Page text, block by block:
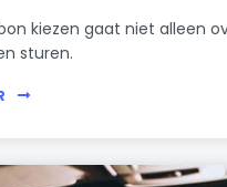
kiezen gaat niet alleen
sturen.